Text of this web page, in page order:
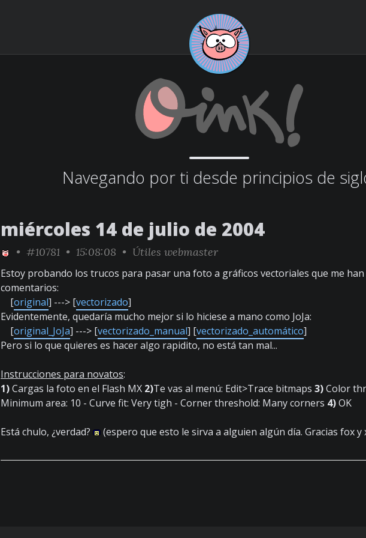
Navegando por ti desde principios de
miércoles 14 de julio de 2004
• #10781 • 15:08:08 • Útiles webmaster
Estoy probando los trucos para pasar una foto a gráficos vectoriales que me han
comentarios:
[original] ---> [vectorizado]
Evidentemente, quedaría mucho mejor si lo hiciese a mano como JoJa:
[original_JoJa] ---> [vectorizado_manual] [vectorizado_automático]
Pero si lo que quieres es hacer algo rapidito, no está tan mal...
Instrucciones para novatos:
1)Cargas la foto en el Flash MX 2)Te vas al menú: Edit>Trace bitmaps 3)Color
Minimum area: 10 - Curve fit: Very tigh - Corner threshold: Many corners 4)OK
Está chulo, ¿verdad? (espero que esto le sirva a alguien algún día. Gracias fox y